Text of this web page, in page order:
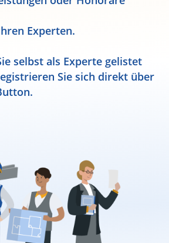
Experten.
selbst als Experte gelistet
Sie sich direkt über